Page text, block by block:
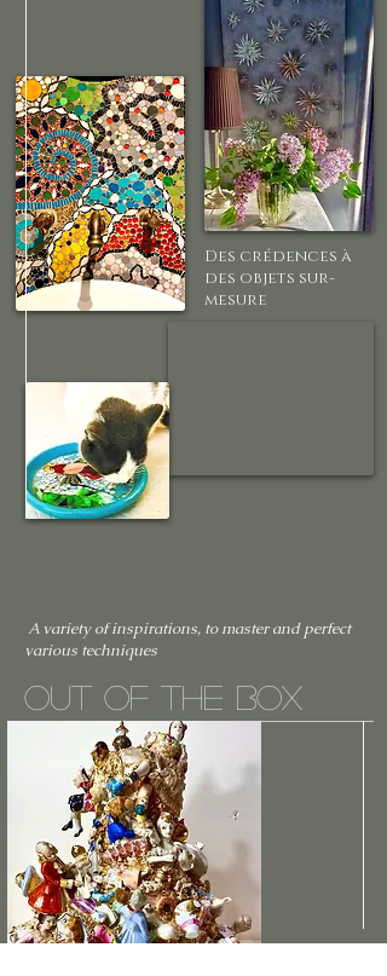
Des crédences à
des objets sur-
mesure
A variety of inspirations, to master and perfect
various techniques
OUT OF THE BOX